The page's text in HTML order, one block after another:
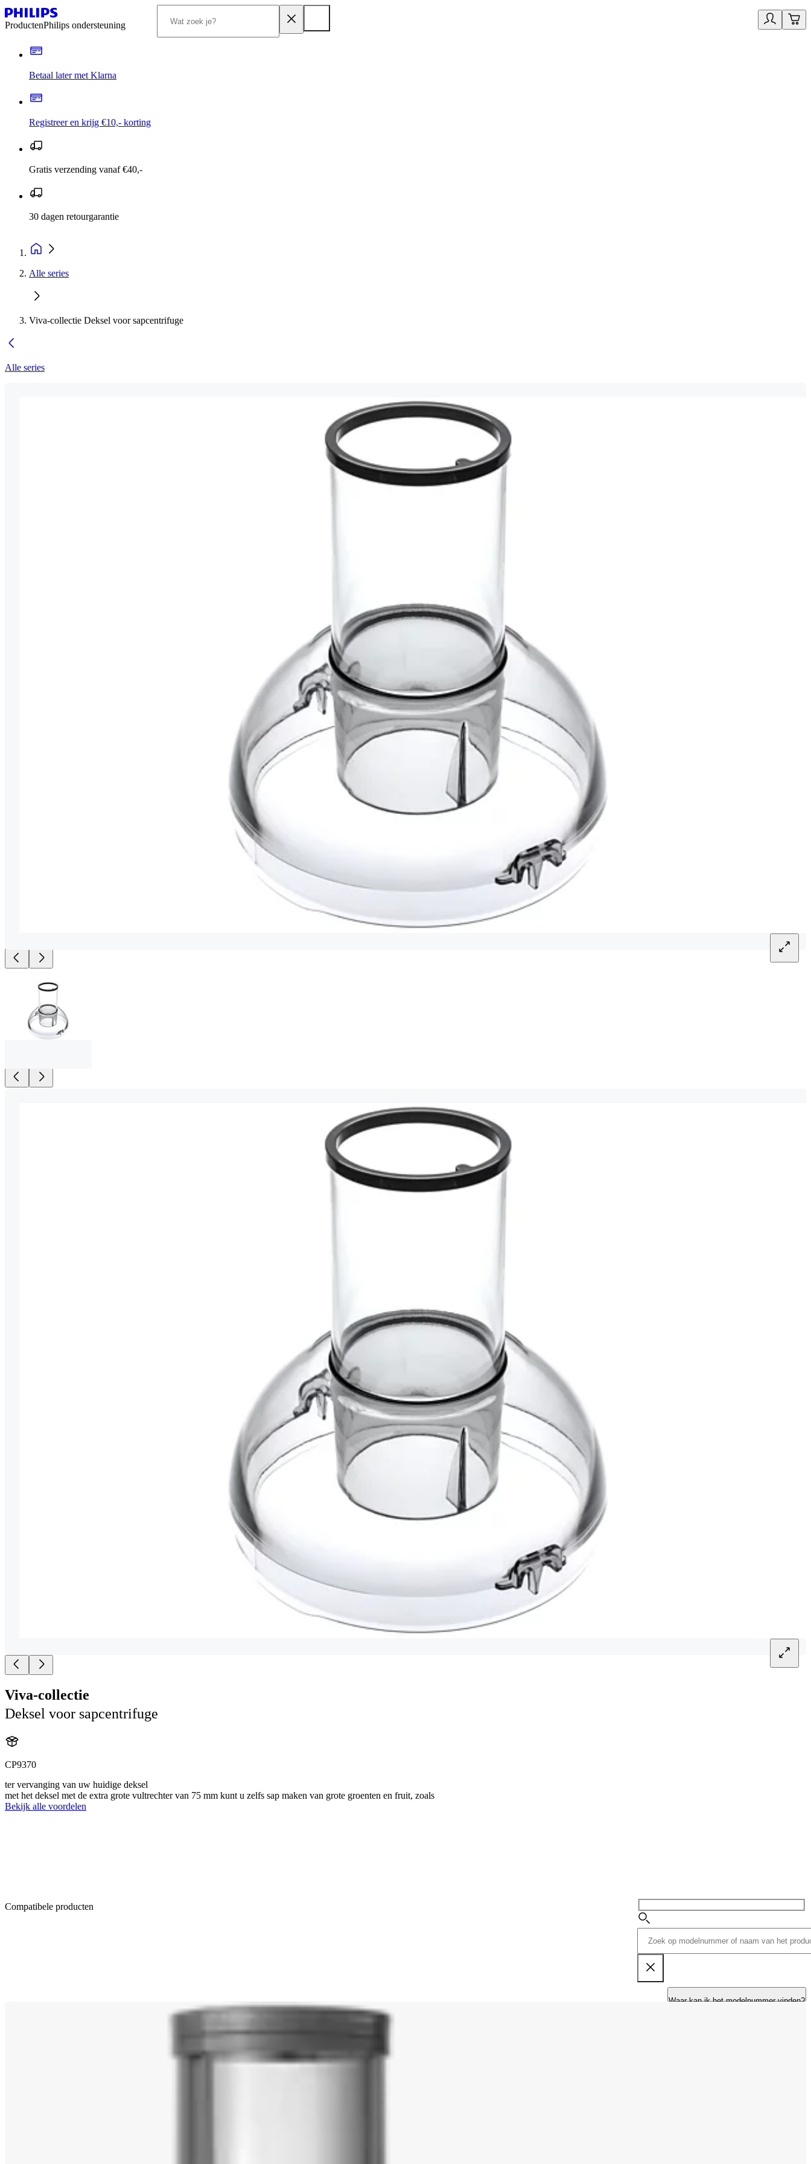
ProductenPhilips ondersteuning
Betaal later met Klarna
Registreer en krijg €10,- korting
Gratis verzending vanaf €40,-
30 dagen retourgarantie
Alle series
Viva-collectie Deksel voor sapcentrifuge
Alle series
Viva-collectie
Deksel voor sapcentrifuge
CP9370
ter vervanging van uw huidige deksel
met het deksel met de extra grote vultrechter van 75 mm kunt u zelfs sap maken van grote groenten en fruit, zoals
Bekijk alle voordelen
Compatibele producten
Waar kan ik het modelnummer vinden?